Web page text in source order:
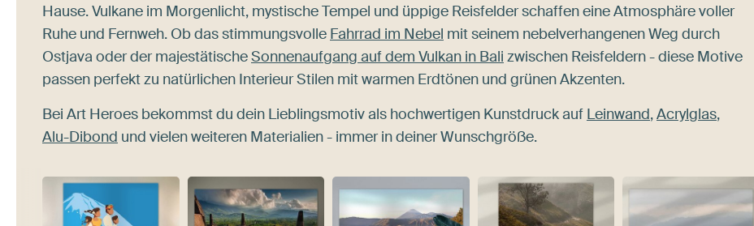
Hause. Vulkane im Morgenlicht, mystische Tempel und üppige Reisfelder schaffen eine Atmosphäre voller
Ruhe und Fernweh. Ob das stimmungsvolle Fahrrad im Nebel mit seinem nebelverhangenen Weg durch
Ostjava oder der majestätischeSonnenaufgang auf dem Vulkan in Bali zwischen Reisfeldern - diese Motive
passen perfekt zu natürlichen Interieur Stilen mit warmen Erdtönen und grünen Akzenten.
Bei Art Heroes bekommst du dein Lieblingsmotiv als hochwertigen Kunstdruck auf Leinwand,Acrylglas,
Alu-Dibond und vielen weiteren Materialien - immer in deiner Wunschgröße.